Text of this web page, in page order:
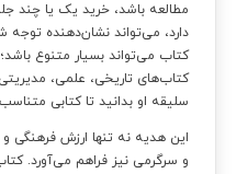
مطالعه باشد، خرید یک یا چند
دارد، می‌تواند نشان‌دهنده
کتاب می‌تواند بسیار متنوع
کتاب‌های تاریخی، علمی،
سلیقه او بدانید تا کتابی
این هدیه نه تنها ارزش فرهنگی
و سرگرمی نیز فراهم می‌آورد.